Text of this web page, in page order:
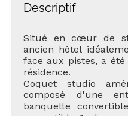
Descriptif
Situé en cœur de
ancien hôtel
face aux pistes, a
résidence.
Coquet studio
composé d'une
banquette